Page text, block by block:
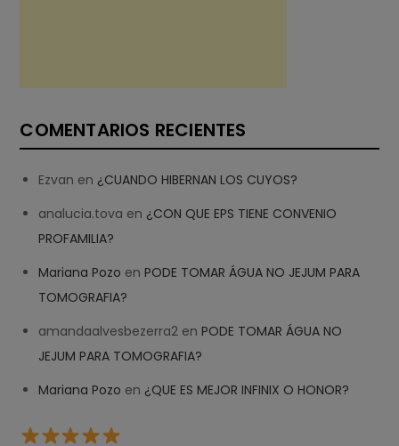
COMENTARIOS RECIENTES
Ezvan en ¿CUANDO HIBERNAN LOS CUYOS?
analucia.tova en ¿CON QUE EPS TIENE CONVENIO
PROFAMILIA?
Mariana Pozo enPODE TOMAR ÁGUA NO JEJUM PARA
TOMOGRAFIA?
amandaalvesbezerra2 enPODE TOMAR ÁGUA NO
JEJUM PARA TOMOGRAFIA?
Mariana Pozo en ¿QUE ES MEJOR INFINIX O HONOR?